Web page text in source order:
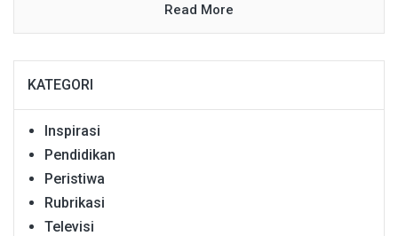
Read More
KATEGORI
Inspirasi
Pendidikan
Peristiwa
Rubrikasi
Televisi